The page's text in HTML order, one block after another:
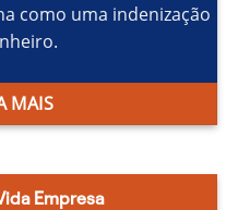
como uma indenização
MAIS
Empresa